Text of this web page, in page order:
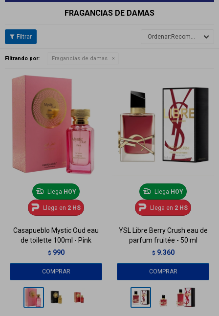
FRAGANCIAS DE DAMAS
Recomendados
Filtrando por: Fragancias de damas
Llega HOY
Llega en 2 HS
Casapueblo Mystic Oud eau
de toilette 100ml - Pink
$ 990
Llega HOY
Llega en 2 HS
YSL Libre Berry Crush eau de
parfum fruitée - 50 ml
$ 9.360